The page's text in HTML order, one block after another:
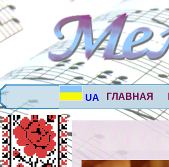
UA ГЛАВНАЯ